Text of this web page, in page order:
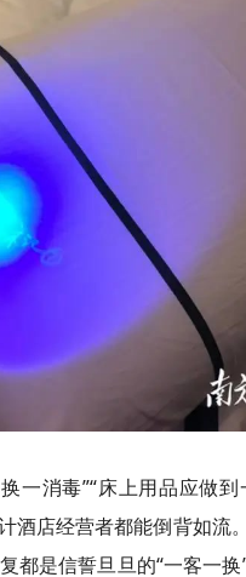
一消毒”“床上用品应做
店经营者都能倒背如流
是信誓旦旦的“一客一